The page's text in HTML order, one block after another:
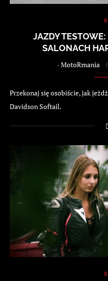
JAZDY
SALONACH
-MotoRmania
Przekonaj się osobiście, jak
Davidson Softail.